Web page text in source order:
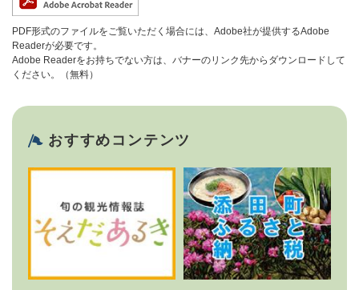
PDF形式のファイルをご覧いただく場合には、Adobe社が提供するAdobe
Readerが必要です。
Adobe Readerをお持ちでない方は、バナーのリンク先からダウンロードして
ください。（無料）
おすすめコンテンツ